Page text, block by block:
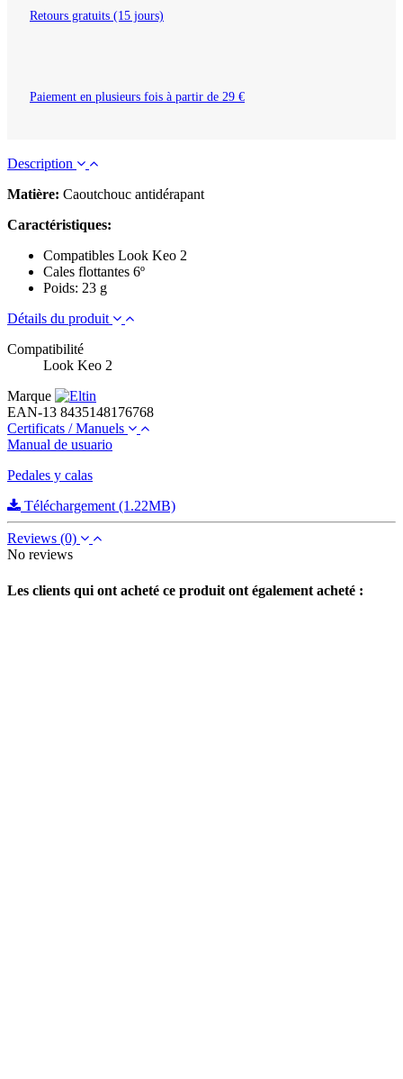
Retours gratuits (15 jours)
Paiement en plusieurs fois à partir de 29 €
Description
Matière: Caoutchouc antidérapant
Caractéristiques:
Compatibles Look Keo 2
Cales flottantes 6º
Poids: 23 g
Détails du produit
Compatibilité
Look Keo 2
Marque
EAN-13 8435148176768
Certificats / Manuels
Manual de usuario
Pedales y calas
Téléchargement (1.22MB)
Reviews (0)
No reviews
Les clients qui ont acheté ce produit ont également acheté :